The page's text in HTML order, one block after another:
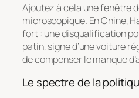
Ajoutez à cela une fenêtre
microscopique. En Chine,
fort : une disqualification
patin, signe d’une voiture
de compenser le manque
Le spectre de la